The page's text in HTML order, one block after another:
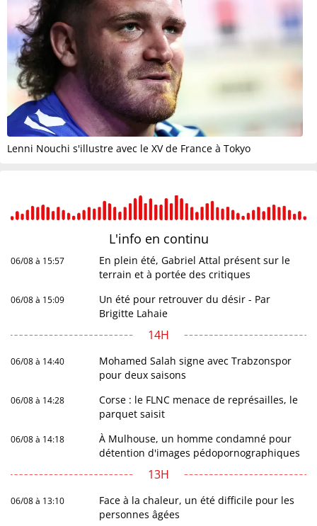
Lenni Nouchi s'illustre avec le XV de France à Tokyo
L'info en continu
06/08 à 15:57
En plein été, Gabriel Attal présent sur le
terrain et à portée des critiques
06/08 à 15:09
Un été pour retrouver du désir - Par
Brigitte Lahaie
14H
06/08 à 14:40
Mohamed Salah signe avec Trabzonspor
pour deux saisons
06/08 à 14:28
Corse : le FLNC menace de représailles, le
parquet saisit
06/08 à 14:18
À Mulhouse, un homme condamné pour
détention d'images pédopornographiques
13H
06/08 à 13:10
Face à la chaleur, un été difficile pour les
personnes âgées